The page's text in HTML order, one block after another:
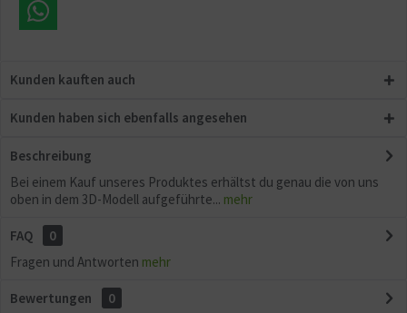
Kunden kauften auch
Kunden haben sich ebenfalls angesehen
Beschreibung
Bei einem Kauf unseres Produktes erhältst du genau die von uns
oben in dem 3D-Modell aufgeführte... mehr
FAQ
0
Fragen und Antworten mehr
Bewertungen
0